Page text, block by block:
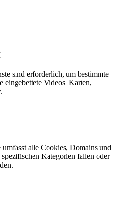
sind erforderlich, um bestimmte
eingebettete Videos, Karten,
umfasst alle Cookies, Domains und
Kategorien fallen oder